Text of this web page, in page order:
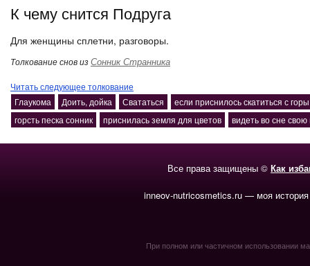
К чему снится Подруга
Для женщины сплетни, разговоры.
Толкование снов изСонник Странника
Читать следующее толкование
Глаукома
Доить, дойка Свататься
если приснилось скатиться с горы
горсть песка сонник
приснилась земля для цветов видеть во сне свою
Все права защищены © Как
inneov-nutricosmetics.ru — моя
При полном или частичном использовании